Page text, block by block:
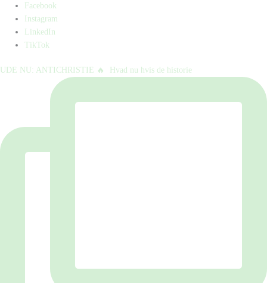
Facebook
Instagram
LinkedIn
TikTok
UDE NU: ANTICHRISTIE 🔥⁠ ⁠ Hvad nu hvis de historie